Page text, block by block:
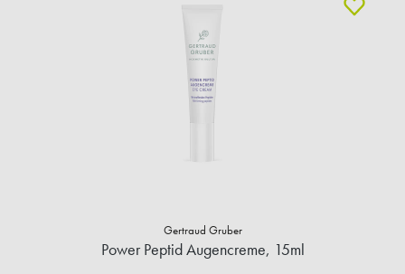
Gertraud Gruber
Power Peptid Augencreme, 15ml